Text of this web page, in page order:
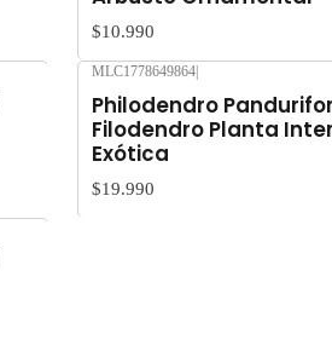
$10.990
MLC1778649864
Philodendro
Filodendro Planta
Exótica
$19.990